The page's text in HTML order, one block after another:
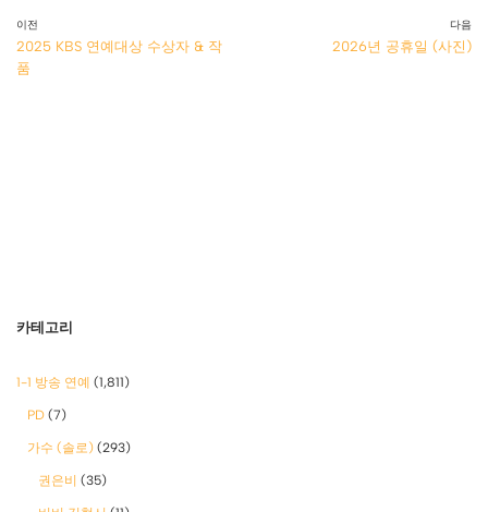
이전
2025 KBS 연예대상 수상자 & 작
품
다음
2026년 공휴일 (사진)
카테고리
1-1 방송 연예 (1,811)
PD (7)
가수 (솔로) (293)
권은비 (35)